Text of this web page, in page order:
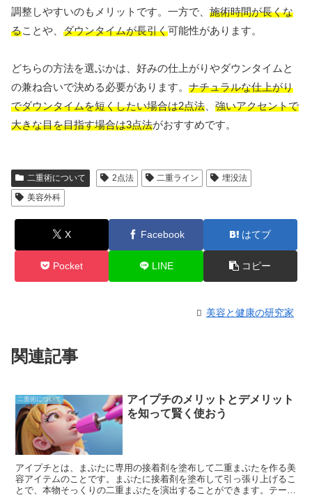
調整しやすいのもメリットです。一方で、 施術時間が長くな
ることや、 ダウンタイムが長引く可能性があります。
どちらの方法を選ぶかは、好みの仕上がりやダウンタイムと
の兼ね合いで決める必要があります。 ナチュラルな仕上がり
でダウンタイムを短くしたい場合は2点法
強いアクセントで
大きな目を目指す場合は3点法がおすすめです。
二重術について 2点法 二重ライン
埋没法
美容外科
X Facebook はてブ
Pocket LINE コピー
美容と健康の研究家
関連記事
二重術について
アイプチのメリットとデメリット
を知って賢く使おう
アイプチとは、まぶたに専用の接着剤を塗布して二重まぶたを作る美
容アイテムのことです。まぶたに接着剤を塗布して引っ張り上げるこ
とで、本物そっくりの二重まぶたを演出することができます。テープ